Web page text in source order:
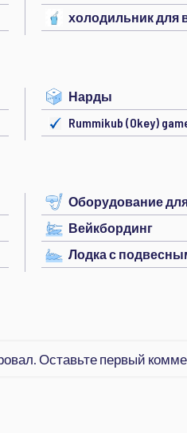
холодильник для
Нарды
Rummikub (Okey)
Оборудование
Вейкбординг
Лодка с
Оставьте первый